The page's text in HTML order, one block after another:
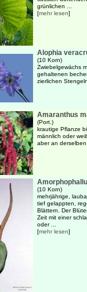
grünlichen ...
[mehr lesen]
Alophia
(10 Korn)
Zwiebelgewächs
gehaltenen
zierlichen
Amaranthus
(Port.)
krautige Pflanze
männlich oder
aber an
(10 Korn)
mehrjährige,
tief gelappten,
Blättern. Der
Zeit mit einer
oder ...
[mehr lesen]